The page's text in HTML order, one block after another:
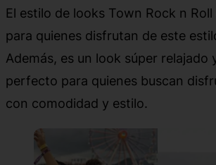
El estilo de looks Town Rock n
para quienes disfrutan de este
Además, es un look súper relajado
perfecto para quienes buscan
con comodidad y estilo.